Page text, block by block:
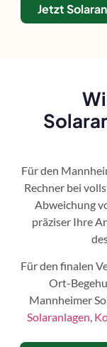
Jetzt
Für den
Rechner bei
Abweichung
präziser Ihre
Für den finalen
Ort-
Mannheimer
Solaranlagen,